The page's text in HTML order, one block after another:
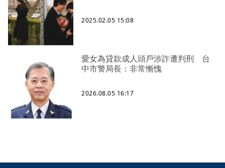
2025.02.05 15:08
愛女為貸款成人頭戶涉詐遭判刑 台
中市警局長：非常慚愧
2026.08.05 16:17